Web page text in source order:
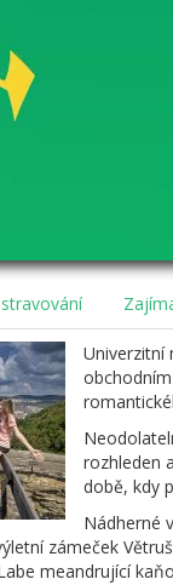
Univerzitní
rozhleden
době, kdy
Nádherné
zámeček
meandrující